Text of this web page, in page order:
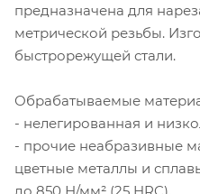
предназначена для
метрической резьбы.
быстрорежущей стали.
Обрабатываемые
- нелегированная и
- прочие неабразивные
цветные металлы и